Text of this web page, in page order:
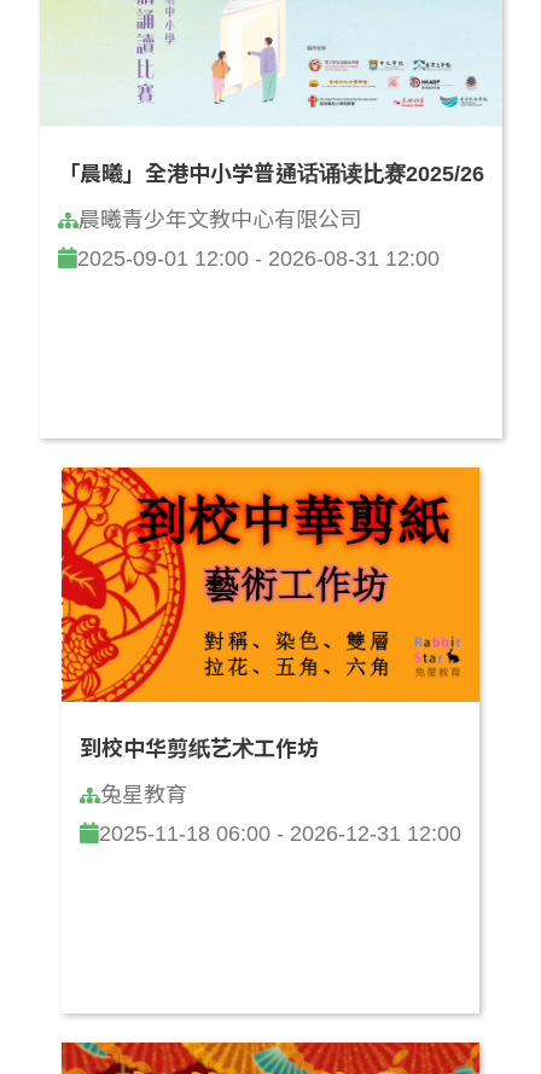
「晨曦」全港中小学普通话诵读比赛2025/26
晨曦青少年文教中心有限公司
2025-09-01 12:00 - 2026-08-31 12:00
到校中华剪纸艺术工作坊
兔星教育
2025-11-18 06:00 - 2026-12-31 12:00